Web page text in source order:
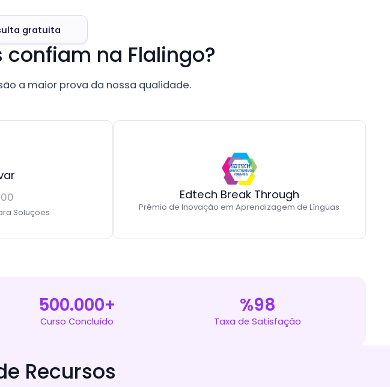
gratuita
na Flalingo?
a maior prova da nossa qualidade.
Soluções
Edtech Break Through
Prêmio de Inovação em Aprendizagem de Línguas
500.000+
Curso Concluído
%98
Taxa de Satisfação
Recursos